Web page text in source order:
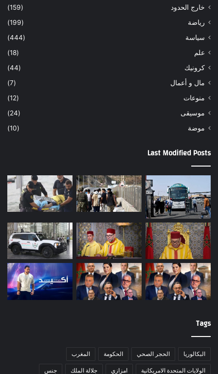
خارج الحدود
(159)
رياضة
(199)
سياسة
(444)
علم
(18)
كرونيك
(44)
مال و أعمال
(7)
منوعات
(12)
موسيقى
(24)
موضة
(10)
Last Modified Posts
Tags
البكالوريا الحجر الصحي الحكومة المغرب
الولايات المتحدة الامريكانية امزازي جلالة الملك جنس